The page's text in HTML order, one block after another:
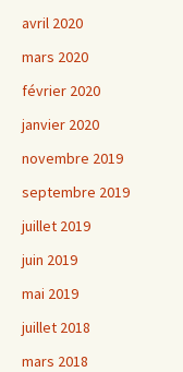
avril 2020
mars 2020
février 2020
janvier 2020
novembre 2019
septembre 2019
juillet 2019
juin 2019
mai 2019
juillet 2018
mars 2018